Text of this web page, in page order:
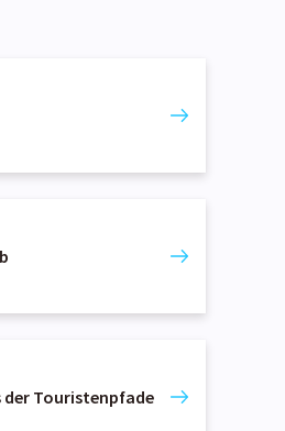
der Touristenpfade